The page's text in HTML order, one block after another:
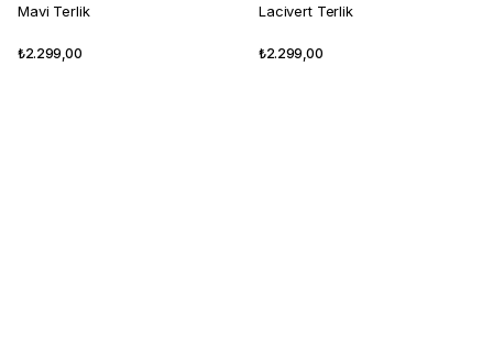
Mavi Terlik
₺2.299,00
Lacivert Terlik
₺2.299,00